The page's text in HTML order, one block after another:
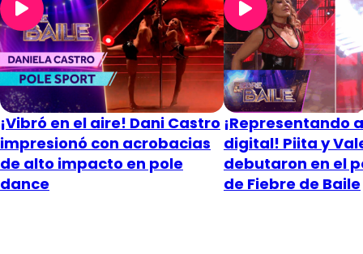
¡Vibró en el aire! Dani Castro
impresionó con acrobacias
de alto impacto en pole
dance
¡Representando
digital! Piita y
debutaron en el
de Fiebre de Baile